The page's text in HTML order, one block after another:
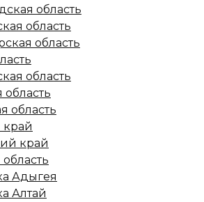
область
область
область
область
область
край
Адыгея
Алтай